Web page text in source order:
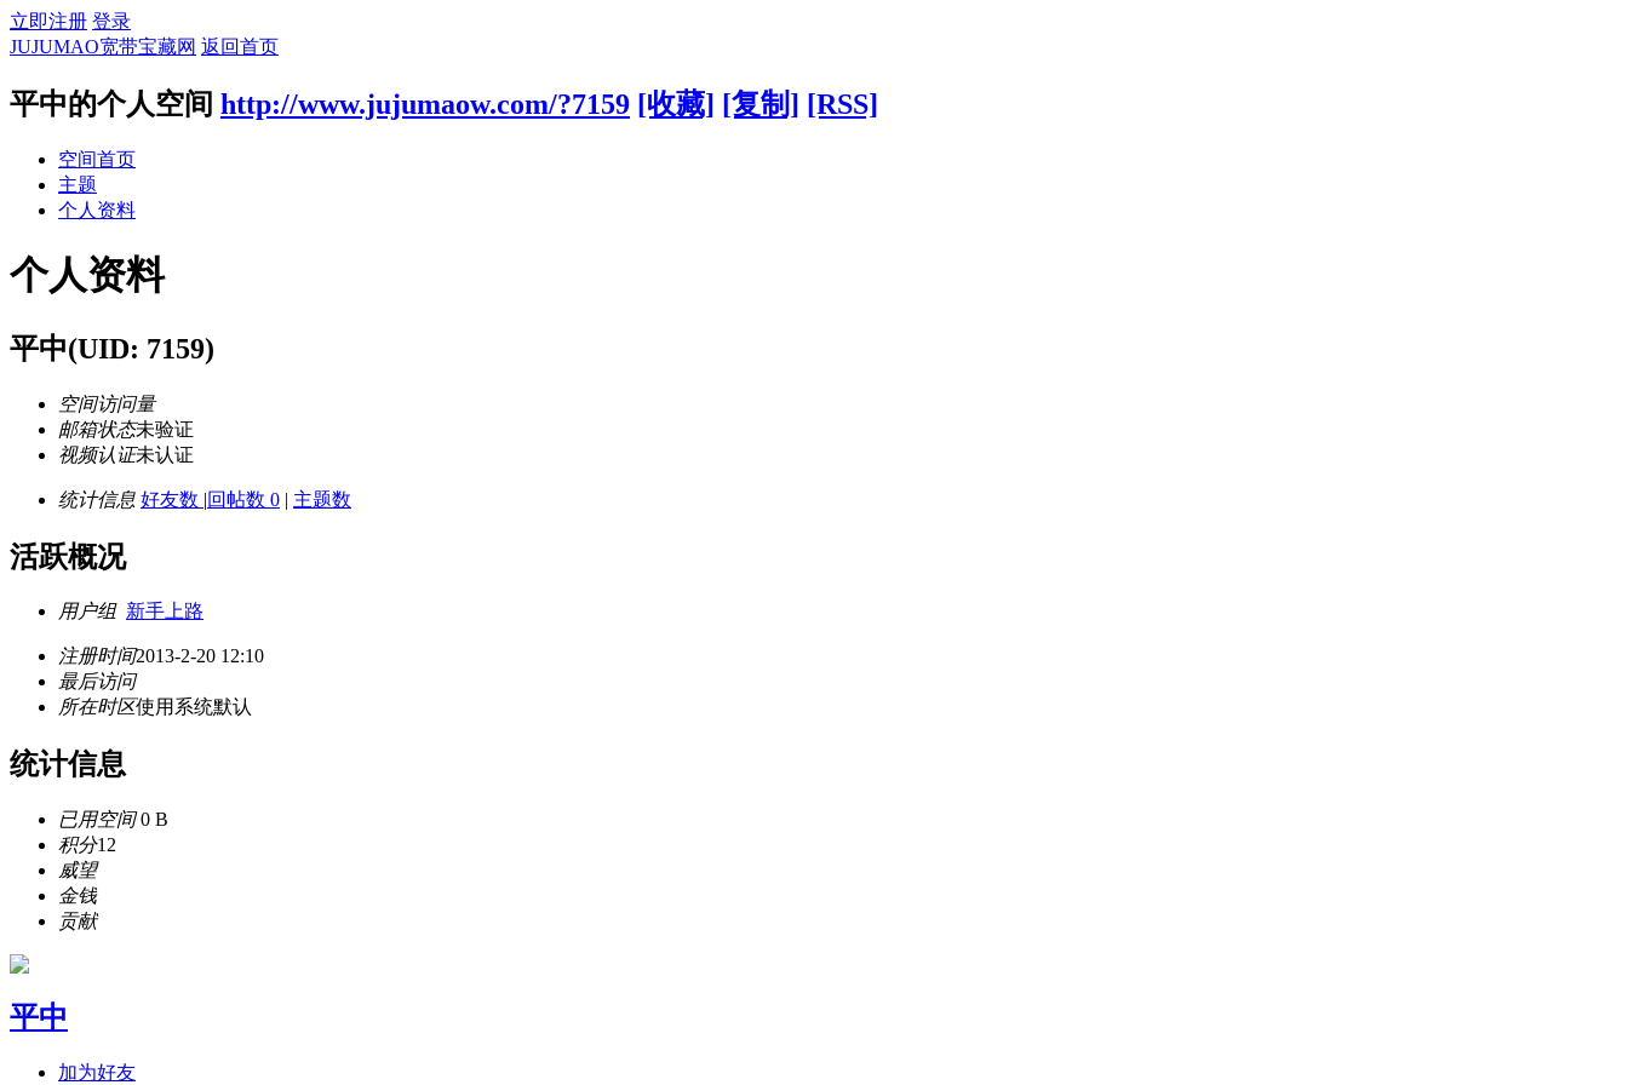
立即注册 登录
JUJUMAO宽带宝藏网 返回首页
平中的个人空间 http://www.jujumaow.com/?7159 [收藏] [复制] [RSS]
空间首页
主题
个人资料
个人资料
平中(UID: 7159)
空间访问量
邮箱状态未验证
视频认证未认证
统计信息 好友数 |回帖数 0 | 主题数
活跃概况
用户组 新手上路
注册时间2013-2-20 12:10
最后访问
所在时区使用系统默认
统计信息
已用空间0 B
积分12
威望
金钱
贡献
平中
加为好友